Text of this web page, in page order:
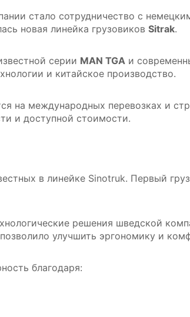
стало сотрудничество с
новая линейка грузовиков Sitrak.
серии MAN TGA и
и китайское производство.
на международных перевозках и
и доступной стоимости.
в линейке Sinotruk. Первый
решения шведской
улучшить эргономику и
благодаря: